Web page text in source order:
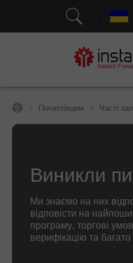
Початківцям Часті
Виникли
Ми знаємо на них
відповісти на
програму, торгові
верифікацію та